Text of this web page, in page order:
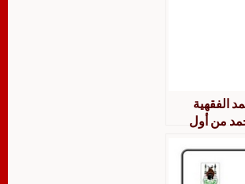
الفقهية
من أول
جمعاً ودراسة